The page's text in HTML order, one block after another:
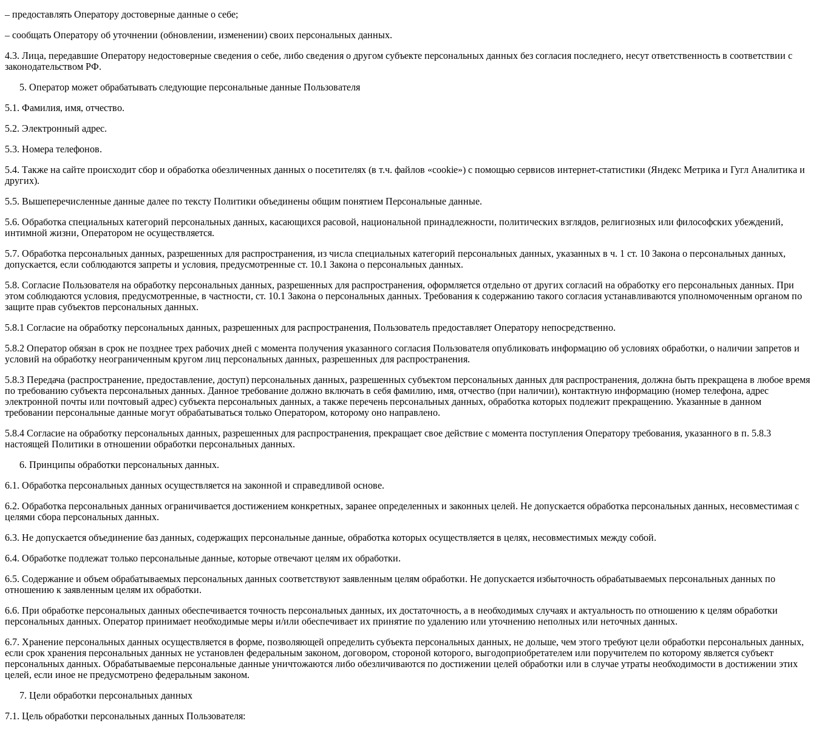
– предоставлять Оператору достоверные данные о себе;
– сообщать Оператору об уточнении (обновлении, изменении) своих персональных данных.
4.3. Лица, передавшие Оператору недостоверные сведения о себе, либо сведения о другом субъекте персональных данных без согласия последнего, несут ответственность в соответствии с
законодательством РФ.
Оператор может обрабатывать следующие персональные данные Пользователя
5.1. Фамилия, имя, отчество.
5.2. Электронный адрес.
5.3. Номера телефонов.
5.4. Также на сайте происходит сбор и обработка обезличенных данных о посетителях (в т.ч. файлов «cookie») с помощью сервисов интернет-статистики (Яндекс Метрика и Гугл Аналитика и
других).
5.5. Вышеперечисленные данные далее по тексту Политики объединены общим понятием Персональные данные.
5.6. Обработка специальных категорий персональных данных, касающихся расовой, национальной принадлежности, политических взглядов, религиозных или философских убеждений,
интимной жизни, Оператором не осуществляется.
5.7. Обработка персональных данных, разрешенных для распространения, из числа специальных категорий персональных данных, указанных в ч. 1 ст. 10 Закона о персональных данных,
допускается, если соблюдаются запреты и условия, предусмотренные ст. 10.1 Закона о персональных данных.
5.8. Согласие Пользователя на обработку персональных данных, разрешенных для распространения, оформляется отдельно от других согласий на обработку его персональных данных. При
этом соблюдаются условия, предусмотренные, в частности, ст. 10.1 Закона о персональных данных. Требования к содержанию такого согласия устанавливаются уполномоченным органом по
защите прав субъектов персональных данных.
5.8.1 Согласие на обработку персональных данных, разрешенных для распространения, Пользователь предоставляет Оператору непосредственно.
5.8.2 Оператор обязан в срок не позднее трех рабочих дней с момента получения указанного согласия Пользователя опубликовать информацию об условиях обработки, о наличии запретов и
условий на обработку неограниченным кругом лиц персональных данных, разрешенных для распространения.
5.8.3 Передача (распространение, предоставление, доступ) персональных данных, разрешенных субъектом персональных данных для распространения, должна быть прекращена в любое время
по требованию субъекта персональных данных. Данное требование должно включать в себя фамилию, имя, отчество (при наличии), контактную информацию (номер телефона, адрес
электронной почты или почтовый адрес) субъекта персональных данных, а также перечень персональных данных, обработка которых подлежит прекращению. Указанные в данном
требовании персональные данные могут обрабатываться только Оператором, которому оно направлено.
5.8.4 Согласие на обработку персональных данных, разрешенных для распространения, прекращает свое действие с момента поступления Оператору требования, указанного в п. 5.8.3
настоящей Политики в отношении обработки персональных данных.
Принципы обработки персональных данных.
6.1. Обработка персональных данных осуществляется на законной и справедливой основе.
6.2. Обработка персональных данных ограничивается достижением конкретных, заранее определенных и законных целей. Не допускается обработка персональных данных, несовместимая с
целями сбора персональных данных.
6.3. Не допускается объединение баз данных, содержащих персональные данные, обработка которых осуществляется в целях, несовместимых между собой.
6.4. Обработке подлежат только персональные данные, которые отвечают целям их обработки.
6.5. Содержание и объем обрабатываемых персональных данных соответствуют заявленным целям обработки. Не допускается избыточность обрабатываемых персональных данных по
отношению к заявленным целям их обработки.
6.6. При обработке персональных данных обеспечивается точность персональных данных, их достаточность, а в необходимых случаях и актуальность по отношению к целям обработки
персональных данных. Оператор принимает необходимые меры и/или обеспечивает их принятие по удалению или уточнению неполных или неточных данных.
6.7. Хранение персональных данных осуществляется в форме, позволяющей определить субъекта персональных данных, не дольше, чем этого требуют цели обработки персональных данных,
если срок хранения персональных данных не установлен федеральным законом, договором, стороной которого, выгодоприобретателем или поручителем по которому является субъект
персональных данных. Обрабатываемые персональные данные уничтожаются либо обезличиваются по достижении целей обработки или в случае утраты необходимости в достижении этих
целей, если иное не предусмотрено федеральным законом.
Цели обработки персональных данных
7.1. Цель обработки персональных данных Пользователя: